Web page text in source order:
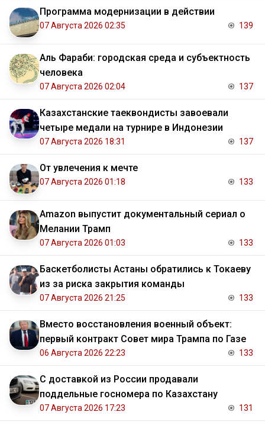
Программа модернизации в действии
07 Августа 2026 02:35 139
Аль Фараби: городская среда и субъектность
человека
07 Августа 2026 02:04 137
Казахстанские таеквондисты завоевали
четыре медали на турнире в Индонезии
07 Августа 2026 18:31 137
От увлечения к мечте
07 Августа 2026 01:18 133
Amazon выпустит документальный сериал о
Мелании Трамп
07 Августа 2026 01:03 133
Баскетболисты Астаны обратились к Токаеву
из за риска закрытия команды
07 Августа 2026 21:25 133
Вместо восстановления военный объект:
первый контракт Совет мира Трампа по Газе
06 Августа 2026 22:23 133
С доставкой из России продавали
поддельные госномера по Казахстану
07 Августа 2026 17:23 131